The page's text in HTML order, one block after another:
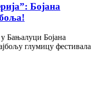
Бојана
Бањалуци Бојана
глумицу фестивала